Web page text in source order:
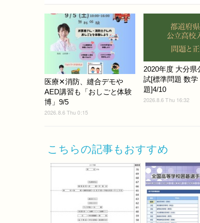
医療✕消防、縫合デモや
AED講習も「おしごと体験
博」9/5
2026.8.6 Thu 0:15
2020年度 大分県
試[標準問題 数学
題]4/10
2026.8.6 Thu 16:32
こちらの記事もおすすめ